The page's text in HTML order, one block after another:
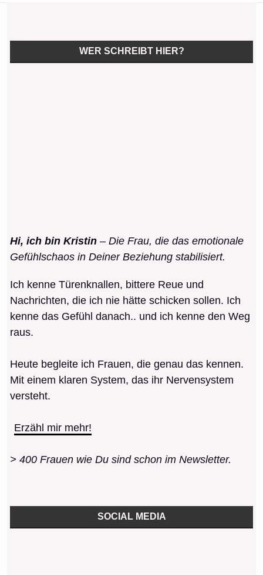
WER SCHREIBT HIER?
Hi, ich bin Kristin – Die Frau, die das emotionale
Gefühlschaos in Deiner Beziehung stabilisiert.
Ich kenne Türenknallen, bittere Reue und
Nachrichten, die ich nie hätte schicken sollen. Ich
kenne das Gefühl danach.. und ich kenne den Weg
raus.
Heute begleite ich Frauen, die genau das kennen.
Mit einem klaren System, das ihr Nervensystem
versteht.
Erzähl mir mehr!
> 400 Frauen wie Du sind schon im Newsletter.
SOCIAL MEDIA